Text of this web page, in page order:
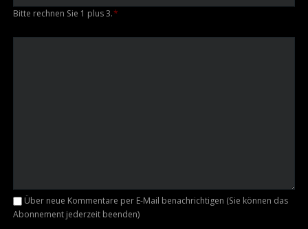
Bitte rechnen Sie 1 plus 3.*
Kommentar
Über neue Kommentare per E-Mail benachrichtigen (Sie können das
Abonnement jederzeit beenden)